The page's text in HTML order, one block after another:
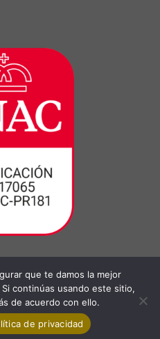
que te damos la mejor
continúas usando este sitio,
de acuerdo con ello.
de privacidad